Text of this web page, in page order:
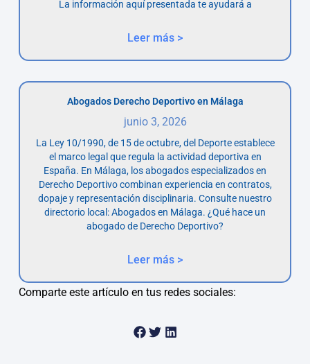
La información aquí presentada te ayudará a
Leer más >
Abogados Derecho Deportivo en Málaga
junio 3, 2026
La Ley 10/1990, de 15 de octubre, del Deporte establece
el marco legal que regula la actividad deportiva en
España. En Málaga, los abogados especializados en
Derecho Deportivo combinan experiencia en contratos,
dopaje y representación disciplinaria. Consulte nuestro
directorio local: Abogados en Málaga. ¿Qué hace un
abogado de Derecho Deportivo?
Leer más >
Comparte este artículo en tus redes sociales: